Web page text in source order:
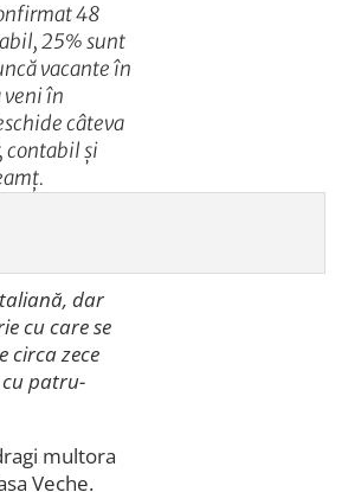
48
25% sunt
vacante în
în
câteva
contabil și
dar
cu care se
circa zece
patru-
multora
Veche.